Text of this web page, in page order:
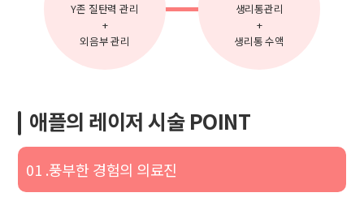
Y존 질탄력 관리
+
외음부 관리
생리통관리
+
생리통 수액
애플의 레이저 시술 POINT
01 .풍부한 경험의 의료진